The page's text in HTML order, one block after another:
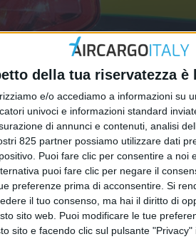
della tua riservatezza
e/o accediamo a informazioni su
univoci e informazioni standard
di annunci e contenuti, analisi
825 partner possiamo utilizzare dati
Puoi fare clic per consentire a noi
puoi fare clic per negare il
preferenze prima di acconsentire. Si
il tuo consenso, ma hai il diritto di
sito web. Puoi modificare le tue
sito e facendo clic sul pulsante
a Somma